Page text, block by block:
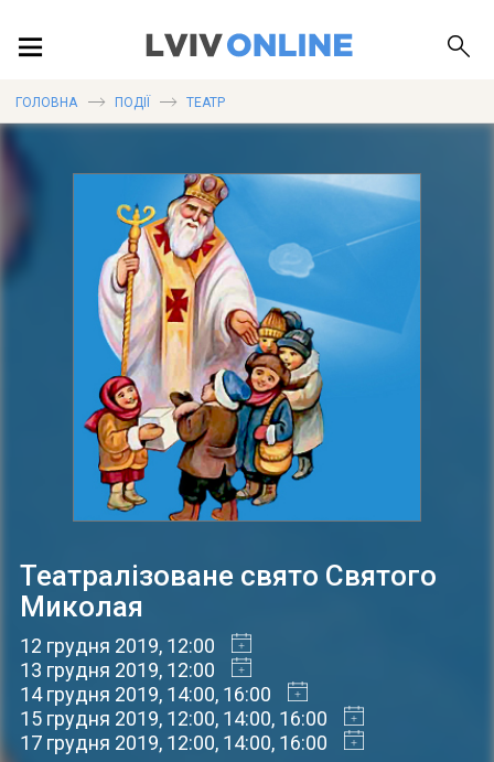
ПУБЛІКАЦІЇ
ДОВІДКА
ГОЛОВНА ПОДІЇ ТЕАТР
Театралізоване свято Святого
Миколая
12 грудня 2019, 12:00
13 грудня 2019, 12:00
14 грудня 2019, 14:00, 16:00
15 грудня 2019, 12:00, 14:00, 16:00
17 грудня 2019, 12:00, 14:00, 16:00